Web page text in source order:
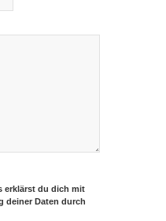
erklärst du dich mit
deiner Daten durch